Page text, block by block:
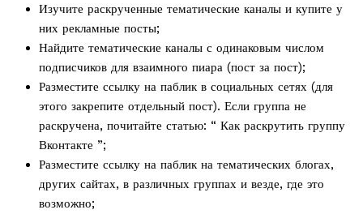
Изучите раскрученные тематические каналы и купите у
них рекламные посты;
Найдите тематические каналы с одинаковым числом
подписчиков для взаимного пиара (пост за пост);
Разместите ссылку на паблик в социальных сетях (для
этого закрепите отдельный пост). Если группа не
раскручена, почитайте статью: “ Как раскрутить группу
Вконтакте ”;
Разместите ссылку на паблик на тематических блогах,
других сайтах, в различных группах и везде, где это
возможно;